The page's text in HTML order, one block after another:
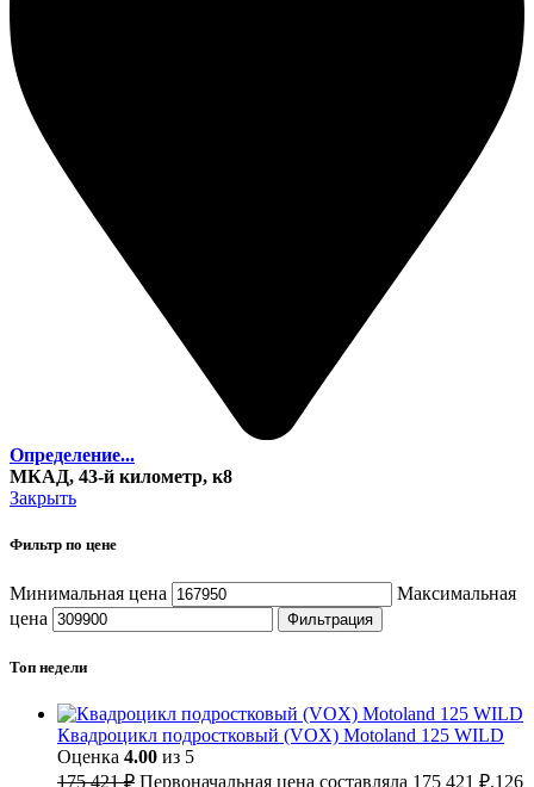
Определение...
МКАД, 43-й километр, к8
Закрыть
Фильтр по цене
Минимальная цена
Максимальная
цена
Фильтрация
Топ недели
Квадроцикл подростковый (VOX) Motoland 125 WILD
Оценка 4.00 из 5
175 421₽ Первоначальная цена составляла 175 421 ₽.126